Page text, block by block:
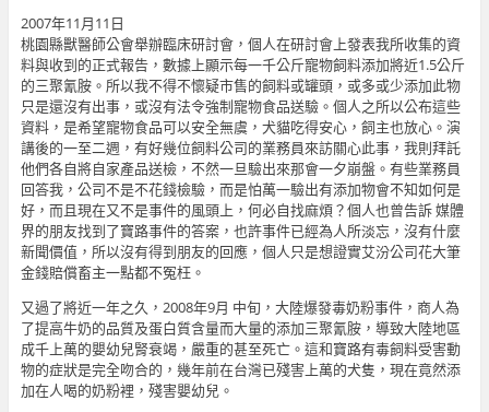
2007年11月11日
桃園縣獸醫師公會舉辦臨床研討會，個人在研討會上發表我所收集的資
料與收到的正式報告，數據上顯示每一千公斤寵物飼料添加將近1.5公斤
的三聚氰胺。所以我不得不懷疑市售的飼料或罐頭，或多或少添加此物
只是還沒有出事，或沒有法令強制寵物食品送驗。個人之所以公布這些
資料，是希望寵物食品可以安全無虞，犬貓吃得安心，飼主也放心。演
講後的一至二週，有好幾位飼料公司的業務員來訪關心此事，我則拜託
他們各自將自家產品送檢，不然一旦驗出來那會一夕崩盤。有些業務員
回答我，公司不是不花錢檢驗，而是怕萬一驗出有添加物會不知如何是
好，而且現在又不是事件的風頭上，何必自找麻煩？個人也曾告訴 媒體
界的朋友找到了寶路事件的答案，也許事件已經為人所淡忘，沒有什麼
新聞價值，所以沒有得到朋友的回應，個人只是想證實艾汾公司花大筆
金錢賠償畜主一點都不冤枉。
又過了將近一年之久，2008年9月 中旬，大陸爆發毒奶粉事件，商人為
了提高牛奶的品質及蛋白質含量而大量的添加三聚氰胺，導致大陸地區
成千上萬的嬰幼兒腎衰竭，嚴重的甚至死亡。這和寶路有毒飼料受害動
物的症狀是完全吻合的，幾年前在台灣已殘害上萬的犬隻，現在竟然添
加在人喝的奶粉裡，殘害嬰幼兒。